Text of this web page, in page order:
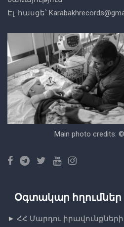
Էլ. հասցե՝
Main photo credits:
Օգտակար հղումներ
► ՀՀ Մարդու